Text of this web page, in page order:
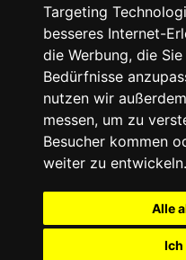
Targeting
besseres Internet-
die Werbung, die
Bedürfnisse
nutzen wir
messen, um zu
Besucher kommen
weiter zu entwickeln.
Alle
Ich